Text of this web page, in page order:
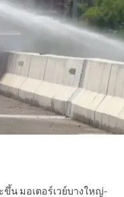
น มอเตอร์เวย์บางใหญ่-